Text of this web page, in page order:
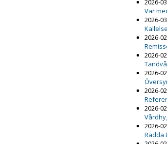
2026-
Var
2026-
2026-
2026-
2026-
2026-
2026-
2026-
Rädda